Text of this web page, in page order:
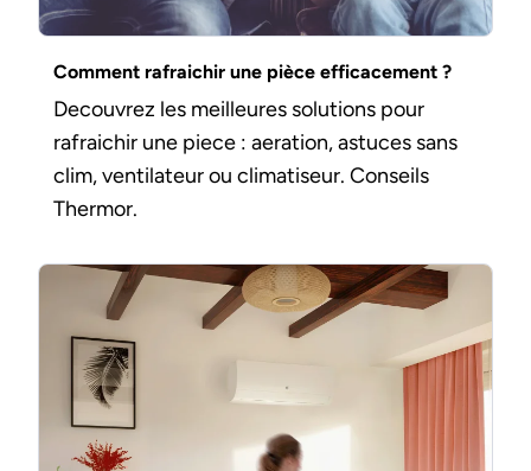
Comment rafraichir une pièce efficacement ?
Decouvrez les meilleures solutions pour
rafraichir une piece : aeration, astuces sans
clim, ventilateur ou climatiseur. Conseils
Thermor.